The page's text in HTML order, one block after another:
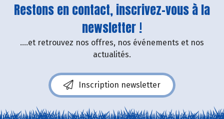
Restons en contact, inscrivez-vous à la
newsletter !
....et retrouvez nos offres, nos événements et nos
actualités.
Inscription newsletter